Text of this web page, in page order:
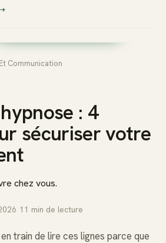
Prendre rendez-vous dès
Communication
: 4
sécuriser votre
chez vous.
11 min de lecture
train de lire ces lignes parce que